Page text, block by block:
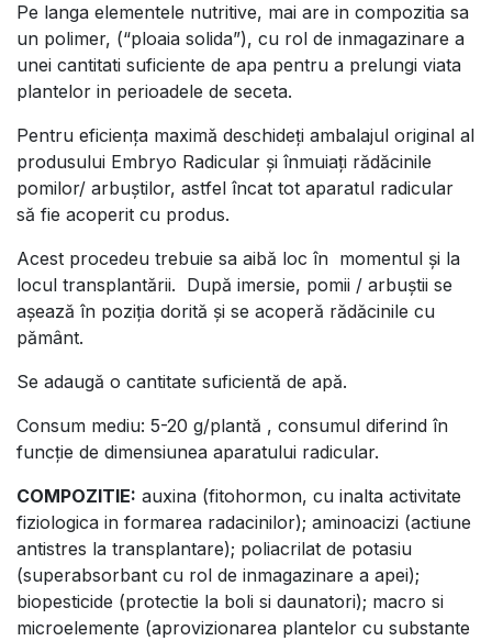
Pe langa elementele nutritive, mai are in compozitia sa
un polimer, (“ploaia solida”), cu rol de inmagazinare a
unei cantitati suficiente de apa pentru a prelungi viata
plantelor in perioadele de seceta.
Pentru eficiența maximă deschideți ambalajul original al
produsului Embryo Radicular și înmuiați rădăcinile
pomilor/ arbuștilor, astfel încat tot aparatul radicular
să fie acoperit cu produs.
Acest procedeu trebuie sa aibă loc în momentul și la
locul transplantării. După imersie, pomii / arbuștii se
așează în poziția dorită și se acoperă rădăcinile cu
pământ.
Se adaugă o cantitate suficientă de apă.
Consum mediu: 5-20 g/plantă , consumul diferind în
funcție de dimensiunea aparatului radicular.
COMPOZITIE: auxina (fitohormon, cu inalta activitate
fiziologica in formarea radacinilor); aminoacizi (actiune
antistres la transplantare); poliacrilat de potasiu
(superabsorbant cu rol de inmagazinare a apei);
biopesticide (protectie la boli si daunatori); macro si
microelemente (aprovizionarea plantelor cu substante